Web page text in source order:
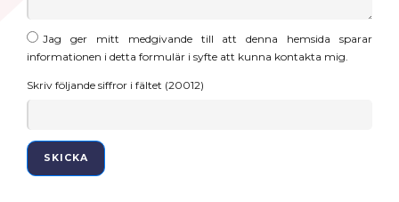
Jag ger mitt medgivande till att denna hemsida sparar
informationen i detta formulär i syfte att kunna kontakta mig.
Skriv följande siffror i fältet (20012)
SKICKA